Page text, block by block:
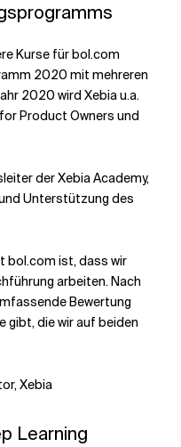
Kurse für bol.com
2020 mit mehreren
2020 wird Xebia u.a.
Product Owners und
der Xebia Academy,
Unterstützung des
bol.com ist, dass wir
arbeiten. Nach
Bewertung
gibt, die wir auf beiden
Xebia
Learning